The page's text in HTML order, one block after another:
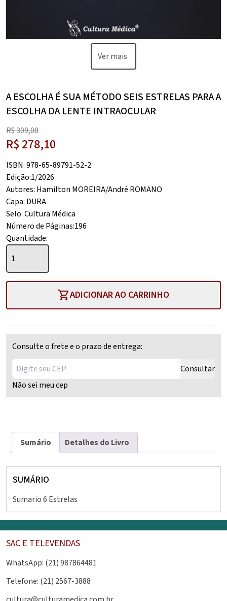
Ver mais
A ESCOLHA É SUA MÉTODO SEIS ESTRELAS PARA A
ESCOLHA DA LENTE INTRAOCULAR
R$309,00
O
original
era:
R$ 309,00.
R$ 278,10
preço
atual
é:
R$ 278,10.
ISBN: 978-65-89791-52-2
Edição:1/2026
Autores: Hamilton MOREIRA/André ROMANO
Capa: DURA
Selo: Cultura Médica
Número de Páginas:196
Quantidade:
A
ESCOLHA
É
SUA
Seis
Estrelas
para
escolha
lente
intraocular
shopping_cartADICIONAR AO CARRINHO
Consulte o frete e o prazo de entrega:
Consultar
Não sei meu cep
Sumário Detalhes do Livro
SUMÁRIO
Sumario 6 Estrelas
SAC E TELEVENDAS
WhatsApp: (21) 987864481
Telefone: (21) 2567-3888